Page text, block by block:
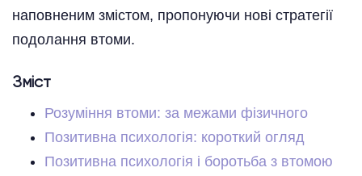
наповненим змістом, пропонуючи нові стратегії
подолання втоми.
Зміст
Розуміння втоми: за межами фізичного
Позитивна психологія: короткий огляд
Позитивна психологія і боротьба з втомою